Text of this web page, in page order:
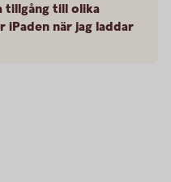
tillgång till olika
när jag laddar